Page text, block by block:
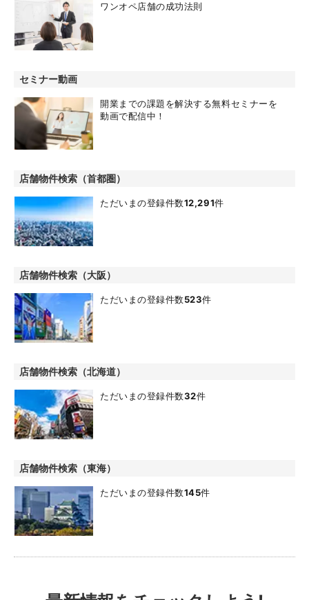
ワンオペ店舗の成功法則
セミナー動画
開業までの課題を解決する無料セミナーを
動画で配信中！
店舗物件検索（首都圏）
ただいまの登録件数12,291件
店舗物件検索（大阪）
ただいまの登録件数523件
店舗物件検索（北海道）
ただいまの登録件数32件
店舗物件検索（東海）
ただいまの登録件数145件